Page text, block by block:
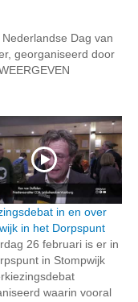
Dag van
georganiseerd door
in en over
in het Dorpspunt
26 februari is er in
in Stompwijk
waarin vooral